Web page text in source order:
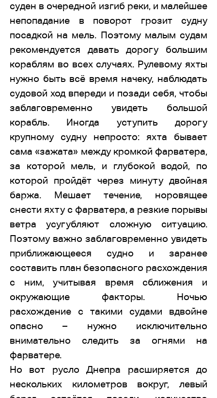
суден в очередной изгиб реки, и малейшее
непопадание в поворот грозит судну
посадкой на мель. Поэтому малым судам
рекомендуется давать дорогу большим
кораблям во всех случаях. Рулевому яхты
нужно быть всё время начеку, наблюдать
судовой ход впереди и позади себя, чтобы
заблаговременно увидеть большой
корабль. Иногда уступить дорогу
крупному судну непросто: яхта бывает
сама «зажата» между кромкой фарватера,
за которой мель, и глубокой водой, по
которой пройдёт через минуту двойная
баржа. Мешает течение, норовящее
снести яхту с фарватера, а резкие порывы
ветра усугубляют сложную ситуацию.
Поэтому важно заблаговременно увидеть
приближающееся судно и заранее
составить план безопасного расхождения
с ним, учитывая время сближения и
окружающие факторы. Ночью
расхождение с такими судами вдвойне
опасно – нужно исключительно
внимательно следить за огнями на
фарватере.
Но вот русло Днепра расширяется до
нескольких километров вокруг, левый